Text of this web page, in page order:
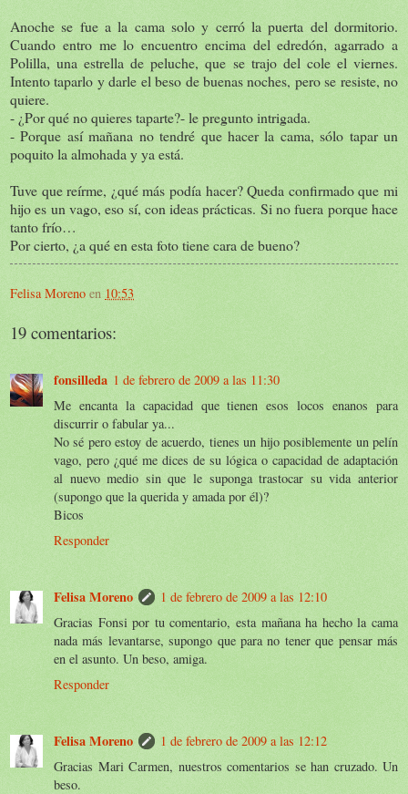
Anoche se fue a la cama solo y cerró la puerta del dormitorio.
Cuando entro me lo encuentro encima del edredón, agarrado a
Polilla, una estrella de peluche, que se trajo del cole el viernes.
Intento taparlo y darle el beso de buenas noches, pero se resiste, no
quiere.
- ¿Por qué no quieres taparte?- le pregunto intrigada.
- Porque así mañana no tendré que hacer la cama, sólo tapar un
poquito la almohada y ya está.
Tuve que reírme, ¿qué más podía hacer? Queda confirmado que mi
hijo es un vago, eso sí, con ideas prácticas. Si no fuera porque hace
tanto frío…
Por cierto, ¿a qué en esta foto tiene cara de bueno?
Felisa Moreno en 10:53
19 comentarios:
fonsilleda 1 de febrero de 2009 a las 11:30
Me encanta la capacidad que tienen esos locos enanos para
discurrir o fabular ya...
No sé pero estoy de acuerdo, tienes un hijo posiblemente un pelín
vago, pero ¿qué me dices de su lógica o capacidad de adaptación
al nuevo medio sin que le suponga trastocar su vida anterior
(supongo que la querida y amada por él)?
Bicos
Responder
Felisa Moreno
1 de febrero de 2009 a las 12:10
Gracias Fonsi por tu comentario, esta mañana ha hecho la cama
nada más levantarse, supongo que para no tener que pensar más
en el asunto. Un beso, amiga.
Responder
Felisa Moreno
1 de febrero de 2009 a las 12:12
Gracias Mari Carmen, nuestros comentarios se han cruzado. Un
beso.